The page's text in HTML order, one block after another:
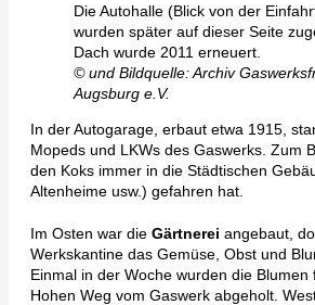
Die Autohalle (Blick von der
wurden später auf dieser Seite
Dach wurde 2011 erneuert.
© und Bildquelle: Archiv
Augsburg e.V.
In der Autogarage, erbaut etwa 1915,
Mopeds und LKWs des Gaswerks. Zum
den Koks immer in die Städtischen
Altenheime usw.) gefahren hat.
Im Osten war die Gärtnerei angebaut,
Werkskantine das Gemüse, Obst und
Einmal in der Woche wurden die Blumen
Hohen Weg vom Gaswerk abgeholt.